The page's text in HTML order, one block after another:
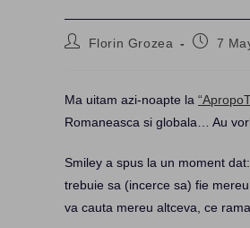
PostFlorin Grozea
Post7
Ma uitam azi-noapte la
Romaneasca si globala… Au
Smiley a spus la un moment
trebuie sa (incerce sa) fie
va cauta mereu altceva, ce